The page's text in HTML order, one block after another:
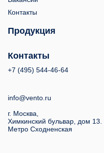
Контакты
Продукция
Контакты
+7 (495) 544-46-64
info@vento.ru
г. Москва,
Химкинский бульвар, дом 13.
Метро Сходненская